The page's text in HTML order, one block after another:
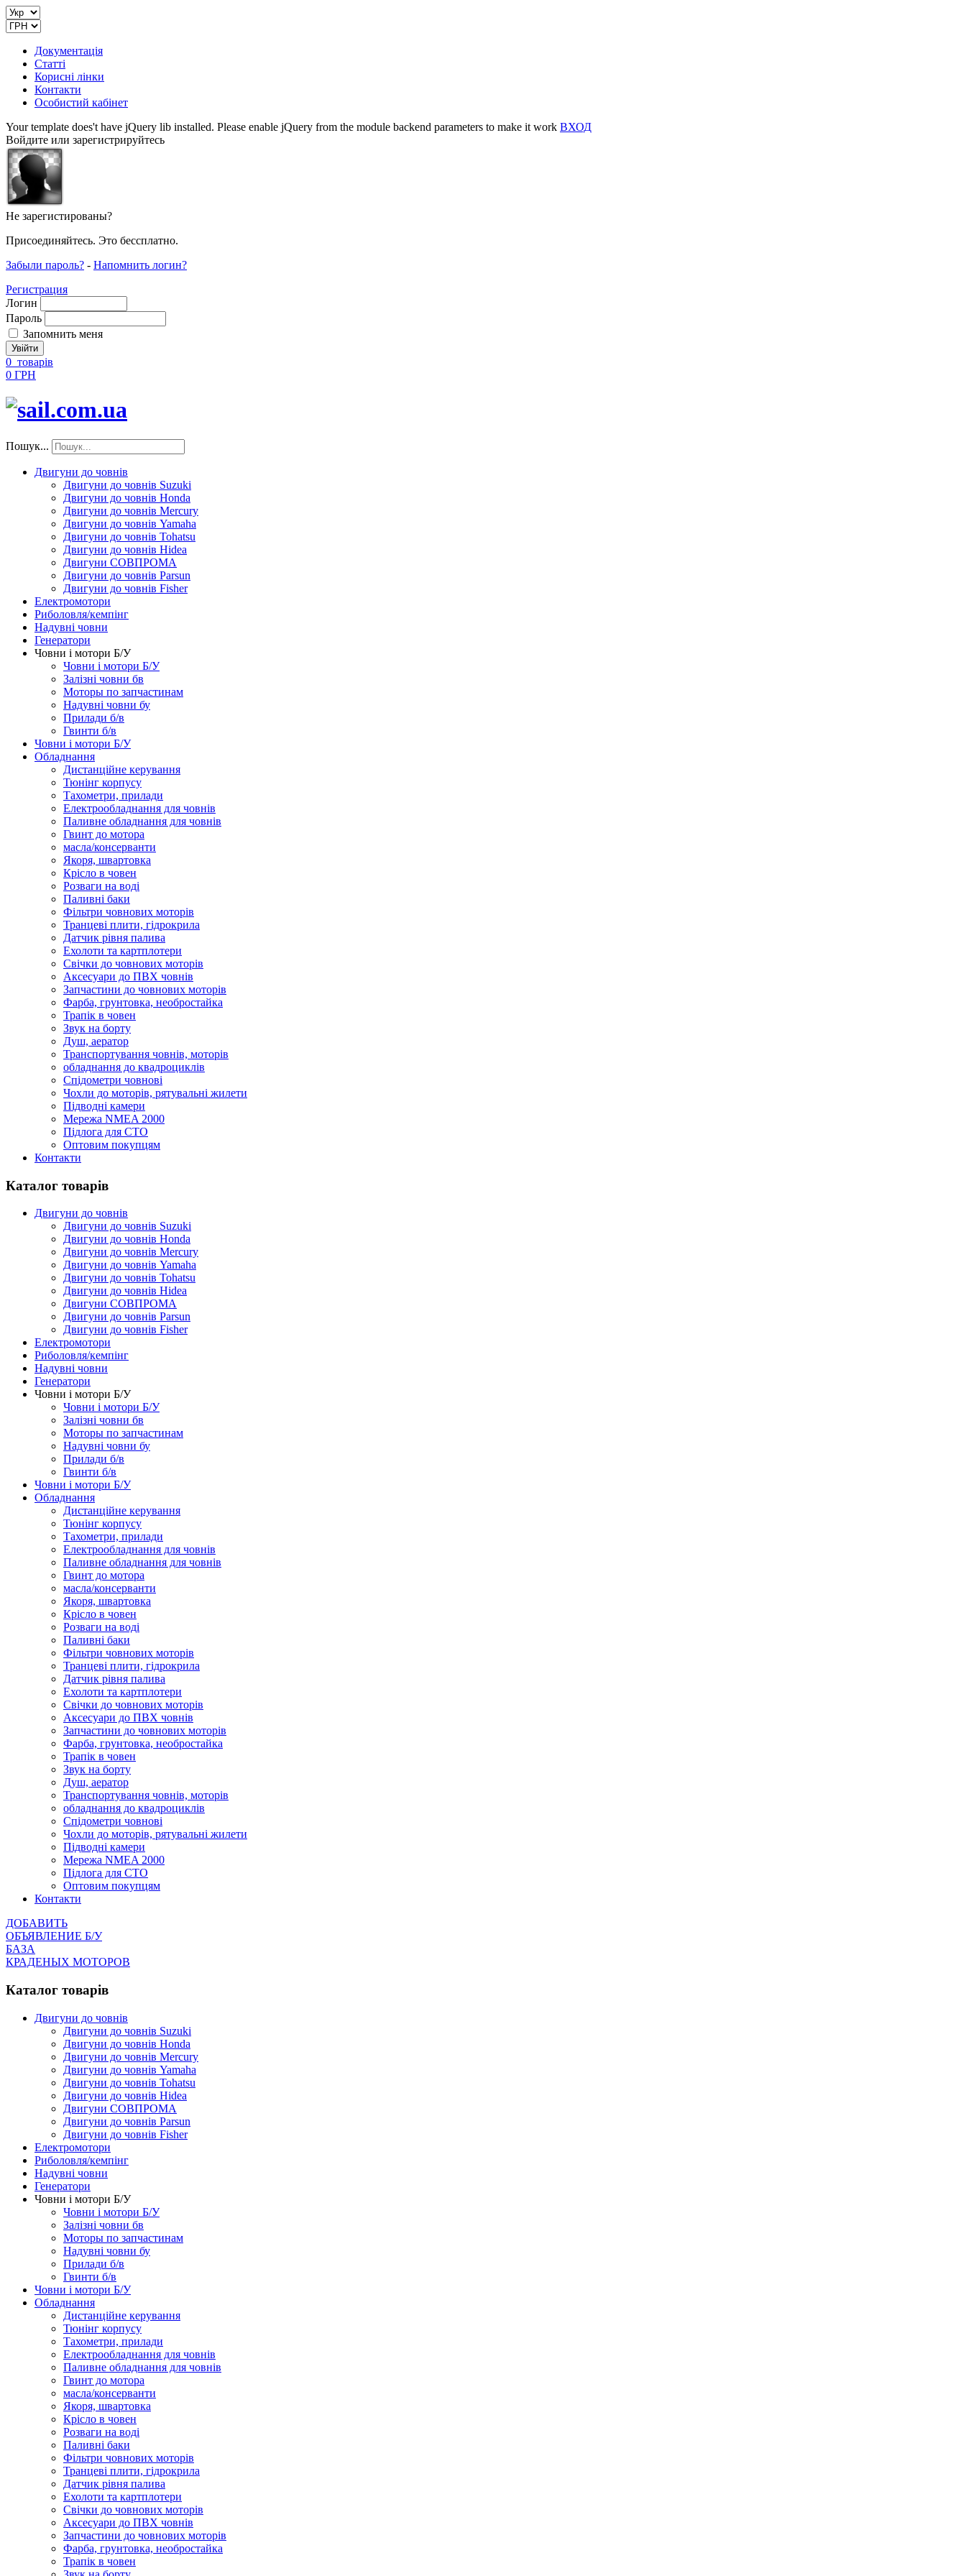
Документація
Статті
Корисні лінки
Контакти
Особистий кабінет
Your template does't have jQuery lib installed. Please enable jQuery from the module backend parameters to make it work ВХОД
Войдите или зарегистрируйтесь
Не зарегистированы?
Присоединяйтесь. Это бессплатно.
Забыли пароль? - Напомнить логин?
Регистрация
Логин
Пароль
Запомнить меня
0 товарів
0 ГРН
Пошук...
Двигуни до човнів
Двигуни до човнів Suzuki
Двигуни до човнів Honda
Двигуни до човнів Mercury
Двигуни до човнів Yamaha
Двигуни до човнів Tohatsu
Двигуни до човнів Hidea
Двигуни СОВПРОМА
Двигуни до човнів Parsun
Двигуни до човнів Fisher
Електромотори
Риболовля/кемпінг
Надувні човни
Генератори
Човни і мотори Б/У
Човни і мотори Б/У
Залізні човни бв
Моторы по запчастинам
Надувні човни бу
Прилади б/в
Гвинти б/в
Човни і мотори Б/У
Обладнання
Дистанційне керування
Тюнінг корпусу
Тахометри, прилади
Електрообладнання для човнів
Паливне обладнання для човнів
Гвинт до мотора
масла/консерванти
Якоря, швартовка
Крісло в човен
Розваги на воді
Паливні баки
Фільтри човнових моторів
Транцеві плити, гідрокрила
Датчик рівня палива
Ехолоти та картплотери
Cвічки до човнових моторів
Аксесуари до ПВХ човнів
Запчастини до човнових моторів
Фарба, грунтовка, необростайка
Трапік в човен
Звук на борту
Душ, аератор
Транспортування човнів, моторів
обладнання до квадроциклів
Спідометри човнові
Чохли до моторів, рятувальні жилети
Підводні камери
Мережа NMEA 2000
Підлога для СТО
Оптовим покупцям
Контакти
Каталог товарів
Двигуни до човнів
Двигуни до човнів Suzuki
Двигуни до човнів Honda
Двигуни до човнів Mercury
Двигуни до човнів Yamaha
Двигуни до човнів Tohatsu
Двигуни до човнів Hidea
Двигуни СОВПРОМА
Двигуни до човнів Parsun
Двигуни до човнів Fisher
Електромотори
Риболовля/кемпінг
Надувні човни
Генератори
Човни і мотори Б/У
Човни і мотори Б/У
Залізні човни бв
Моторы по запчастинам
Надувні човни бу
Прилади б/в
Гвинти б/в
Човни і мотори Б/У
Обладнання
Дистанційне керування
Тюнінг корпусу
Тахометри, прилади
Електрообладнання для човнів
Паливне обладнання для човнів
Гвинт до мотора
масла/консерванти
Якоря, швартовка
Крісло в човен
Розваги на воді
Паливні баки
Фільтри човнових моторів
Транцеві плити, гідрокрила
Датчик рівня палива
Ехолоти та картплотери
Cвічки до човнових моторів
Аксесуари до ПВХ човнів
Запчастини до човнових моторів
Фарба, грунтовка, необростайка
Трапік в човен
Звук на борту
Душ, аератор
Транспортування човнів, моторів
обладнання до квадроциклів
Спідометри човнові
Чохли до моторів, рятувальні жилети
Підводні камери
Мережа NMEA 2000
Підлога для СТО
Оптовим покупцям
Контакти
ДОБАВИТЬ
ОБЪЯВЛЕНИЕ Б/У
БАЗА
КРАДЕНЫХ МОТОРОВ
Каталог товарів
Двигуни до човнів
Двигуни до човнів Suzuki
Двигуни до човнів Honda
Двигуни до човнів Mercury
Двигуни до човнів Yamaha
Двигуни до човнів Tohatsu
Двигуни до човнів Hidea
Двигуни СОВПРОМА
Двигуни до човнів Parsun
Двигуни до човнів Fisher
Електромотори
Риболовля/кемпінг
Надувні човни
Генератори
Човни і мотори Б/У
Човни і мотори Б/У
Залізні човни бв
Моторы по запчастинам
Надувні човни бу
Прилади б/в
Гвинти б/в
Човни і мотори Б/У
Обладнання
Дистанційне керування
Тюнінг корпусу
Тахометри, прилади
Електрообладнання для човнів
Паливне обладнання для човнів
Гвинт до мотора
масла/консерванти
Якоря, швартовка
Крісло в човен
Розваги на воді
Паливні баки
Фільтри човнових моторів
Транцеві плити, гідрокрила
Датчик рівня палива
Ехолоти та картплотери
Cвічки до човнових моторів
Аксесуари до ПВХ човнів
Запчастини до човнових моторів
Фарба, грунтовка, необростайка
Трапік в човен